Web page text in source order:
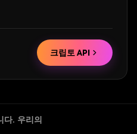
크립토 API
다. 우리의